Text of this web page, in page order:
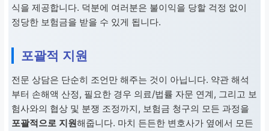
식을 제공합니다. 덕분에 여러분은 불이익을 당할 걱정 없이
정당한 보험금을 받을 수 있게 됩니다.
포괄적 지원
전문 상담은 단순히 조언만 해주는 것이 아닙니다. 약관 해석
부터 손해액 산정, 필요한 경우 의료/법률 자문 연계, 그리고 보
험사와의 협상 및 분쟁 조정까지, 보험금 청구의 모든 과정을
포괄적으로 지원해줍니다. 마치 든든한 변호사가 옆에서 모든